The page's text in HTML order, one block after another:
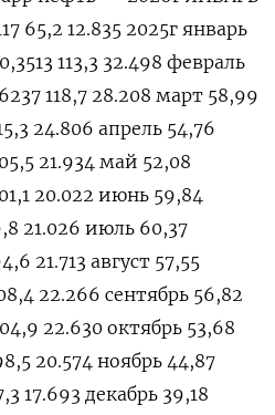
65,2 12.835 2025г январь
113,3 32.498 февраль
118,7 28.208 март 58,99
24.806 апрель 54,76
21.934 май 52,08
20.022 июнь 59,84
21.026 июль 60,37
21.713 август 57,55
22.266 сентябрь 56,82
22.630 октябрь 53,68
20.574 ноябрь 44,87
17.693 декабрь 39,18